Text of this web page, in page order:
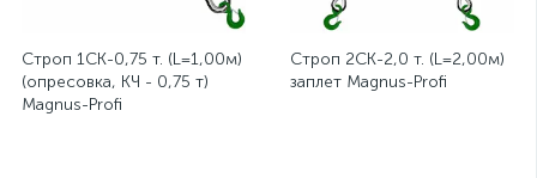
Строп 1СК-0,75 т. (L=1,00м)
(опресовка, КЧ - 0,75 т)
Magnus-Profi
Строп 2СК-2,0 т. (L=2,00м)
заплет Magnus-Profi